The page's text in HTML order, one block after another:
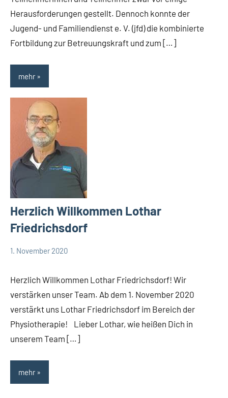
Herausforderungen gestellt. Dennoch konnte der
Jugend- und Familiendienst e. V. (jfd) die kombinierte
Fortbildung zur Betreuungskraft und zum […]
mehr
Herzlich Willkommen Lothar
Friedrichsdorf
1. November 2020
Herzlich Willkommen Lothar Friedrichsdorf! Wir
verstärken unser Team. Ab dem 1. November 2020
verstärkt uns Lothar Friedrichsdorf im Bereich der
Physiotherapie! Lieber Lothar, wie heißen Dich in
unserem Team […]
mehr